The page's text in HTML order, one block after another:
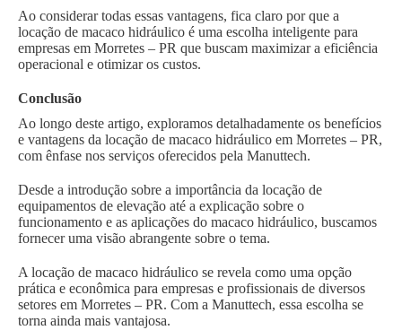
Ao considerar todas essas vantagens, fica claro por que a
locação de macaco hidráulico é uma escolha inteligente para
empresas em Morretes – PR que buscam maximizar a eficiência
operacional e otimizar os custos.
Conclusão
Ao longo deste artigo, exploramos detalhadamente os benefícios
e vantagens da locação de macaco hidráulico em Morretes – PR,
com ênfase nos serviços oferecidos pela Manuttech.
Desde a introdução sobre a importância da locação de
equipamentos de elevação até a explicação sobre o
funcionamento e as aplicações do macaco hidráulico, buscamos
fornecer uma visão abrangente sobre o tema.
A locação de macaco hidráulico se revela como uma opção
prática e econômica para empresas e profissionais de diversos
setores em Morretes – PR. Com a Manuttech, essa escolha se
torna ainda mais vantajosa.